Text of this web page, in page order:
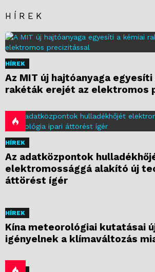
HÍREK
HÍREK
Az MIT új hajtóanyaga egyesíti
rakéták erejét az elektromos
HÍREK
Az adatközpontok
elektromossággá alakító új
áttörést ígér
HÍREK
Kína meteorológiai kutatásai
igényelnek a klímaváltozás